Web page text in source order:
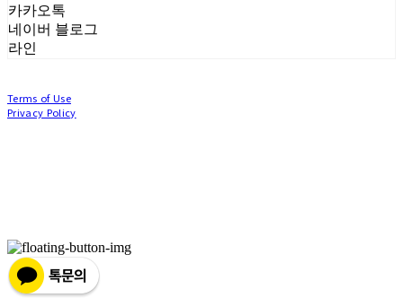
카카오톡
네이버 블로그
라인
Terms of Use
Privacy Policy